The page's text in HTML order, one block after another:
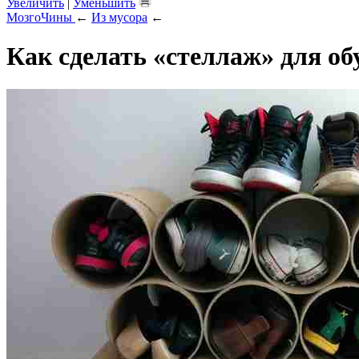
Увеличить
Уменьшить
МозгоЧины ← Из мусора ←
Как сделать «стеллаж» для